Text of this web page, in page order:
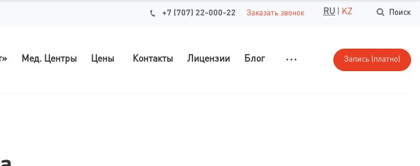
Поиск
RU KZ
+7 (707) 22-000-22 Заказать звонок
Запись (платно)
Мед. Центры Цены Контакты Лицензии Блог